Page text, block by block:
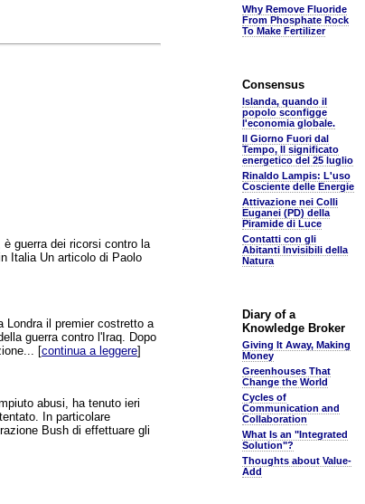
guerra dei ricorsi contro la
Italia Un articolo di Paolo
Londra il premier costretto a
guerra contro l'Iraq. Dopo
[continua a leggere]
abusi, ha tenuto ieri
In particolare
Bush di effettuare gli
Why Remove Fluoride
From Phosphate Rock
To Make Fertilizer
Consensus
Islanda, quando il
popolo sconfigge
l'economia globale.
Il Giorno Fuori dal
Tempo, Il significato
energetico del 25 luglio
Rinaldo Lampis: L'uso
Cosciente delle Energie
Attivazione nei Colli
Euganei (PD) della
Piramide di Luce
Contatti con gli
Abitanti Invisibili della
Natura
Diary of a
Knowledge Broker
Giving It Away, Making
Money
Greenhouses That
Change the World
Cycles of
Communication and
Collaboration
What Is an "Integrated
Solution"?
Thoughts about Value-
Add